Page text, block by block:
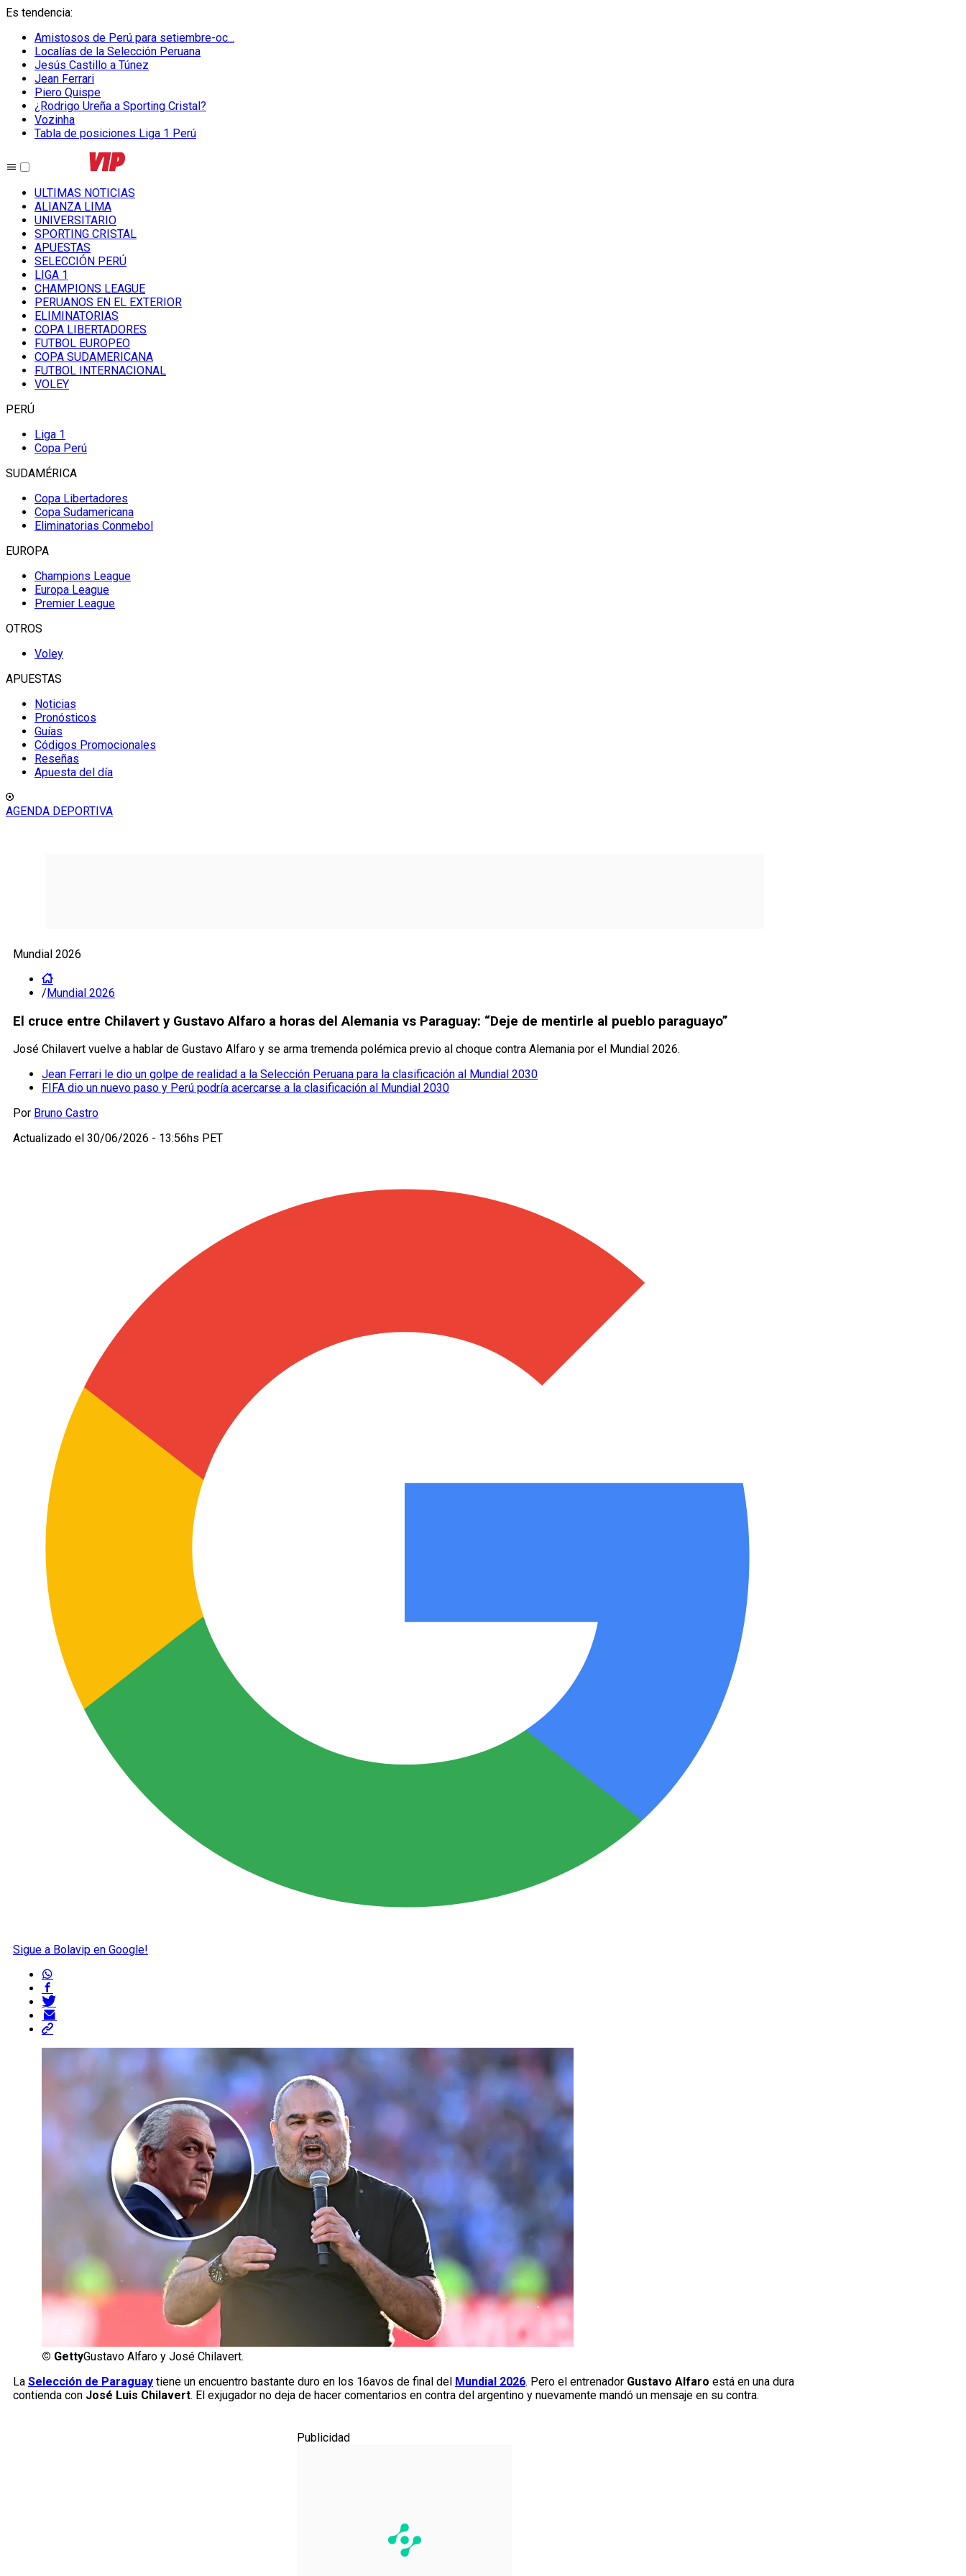
Es tendencia:
Amistosos de Perú para setiembre-oc...
Localías de la Selección Peruana
Jesús Castillo a Túnez
Jean Ferrari
Piero Quispe
¿Rodrigo Ureña a Sporting Cristal?
Vozinha
Tabla de posiciones Liga 1 Perú
ULTIMAS NOTICIAS
ALIANZA LIMA
UNIVERSITARIO
SPORTING CRISTAL
APUESTAS
SELECCIÓN PERÚ
LIGA 1
CHAMPIONS LEAGUE
PERUANOS EN EL EXTERIOR
ELIMINATORIAS
COPA LIBERTADORES
FUTBOL EUROPEO
COPA SUDAMERICANA
FUTBOL INTERNACIONAL
VOLEY
PERÚ
Liga 1
Copa Perú
SUDAMÉRICA
Copa Libertadores
Copa Sudamericana
Eliminatorias Conmebol
EUROPA
Champions League
Europa League
Premier League
OTROS
Voley
APUESTAS
Noticias
Pronósticos
Guías
Códigos Promocionales
Reseñas
Apuesta del día
AGENDA DEPORTIVA
Mundial 2026
/Mundial 2026
El cruce entre Chilavert y Gustavo Alfaro a horas del Alemania vs Paraguay: “Deje de mentirle al pueblo paraguayo”
José Chilavert vuelve a hablar de Gustavo Alfaro y se arma tremenda polémica previo al choque contra Alemania por el Mundial 2026.
Jean Ferrari le dio un golpe de realidad a la Selección Peruana para la clasificación al Mundial 2030
FIFA dio un nuevo paso y Perú podría acercarse a la clasificación al Mundial 2030
Por Bruno Castro
Actualizado el 30/06/2026 - 13:56hs PET
Sigue a Bolavip en Google!
© GettyGustavo Alfaro y José Chilavert.
La Selección de Paraguay tiene un encuentro bastante duro en los 16avos de final del Mundial 2026. Pero el entrenador Gustavo Alfaro está en una dura
contienda con José Luis Chilavert. El exjugador no deja de hacer comentarios en contra del argentino y nuevamente mandó un mensaje en su contra.
Publicidad